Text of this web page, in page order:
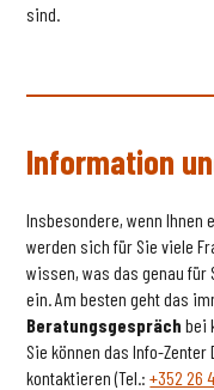
sind.
Information
Insbesondere, wenn
werden sich für Sie viele
wissen, was das genau für
ein. Am besten geht das
Beratungsgespräch bei
Sie können das Info-
kontaktieren (Tel.:+352 26